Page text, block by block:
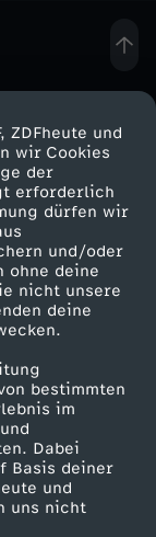
ZDFheute und
wir Cookies
der
erforderlich
dürfen wir
und/oder
ohne deine
nicht unsere
deine
bestimmten
im
Dabei
Basis deiner
und
uns nicht
ZDF